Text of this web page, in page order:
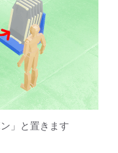
」と置きます